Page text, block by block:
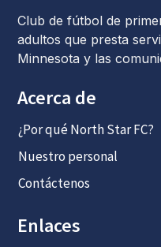
Club de fútbol de
adultos que presta
Minnesota y las
Acerca de
¿Por qué North Star FC?
Nuestro personal
Contáctenos
Enlaces